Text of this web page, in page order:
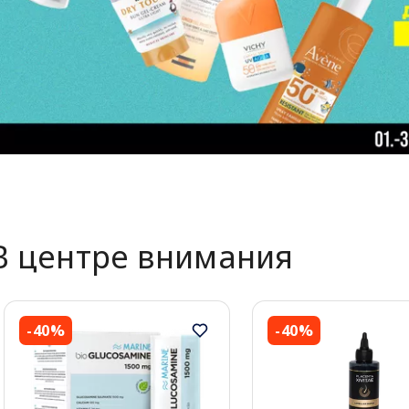
центре внимания
-40% -40%